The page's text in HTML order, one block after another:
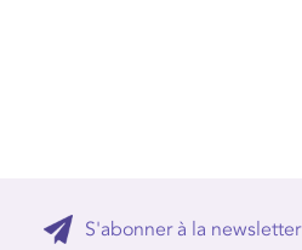
S'abonner à la newsletter